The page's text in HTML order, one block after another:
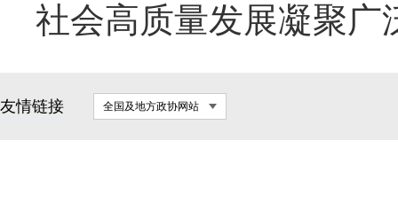
社会高质量发展凝聚广
友情链接 全国及地方政协网站